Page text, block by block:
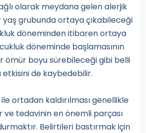
olarak meydana gelen alerjik
grubunda ortaya çıkabileceği
döneminden itibaren ortaya
döneminde başlamasının
ömür boyu sürebileceği gibi belli
de kaybedebilir.
ortadan kaldırılması genellikle
ve tedavinin en önemli parçası
Belirtileri bastırmak için